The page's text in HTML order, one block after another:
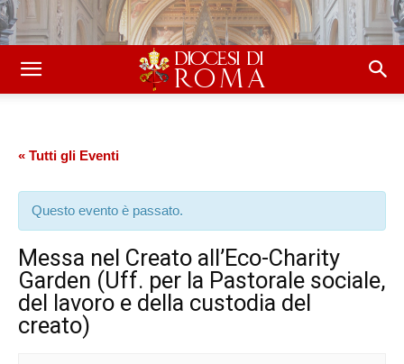
« Tutti gli Eventi
Questo evento è passato.
Messa nel Creato all’Eco-Charity
Garden (Uff. per la Pastorale sociale,
del lavoro e della custodia del
creato)